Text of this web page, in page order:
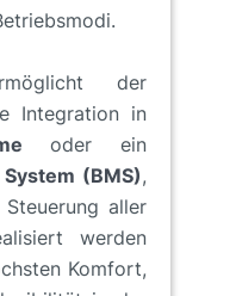
der
Integration in
oder ein
(BMS),
aller
werden
Komfort,